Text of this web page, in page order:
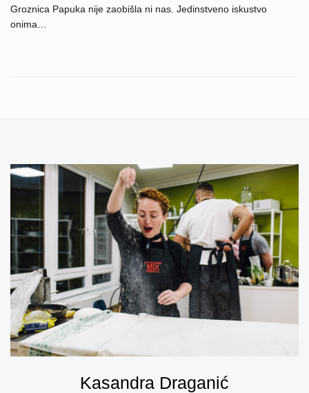
Groznica Papuka nije zaobišla ni nas. Jedinstveno iskustvo
onima…
Kasandra Draganić